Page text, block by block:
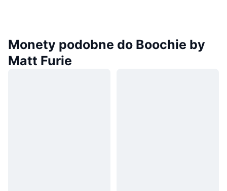
Monety podobne do Boochie by
Matt Furie